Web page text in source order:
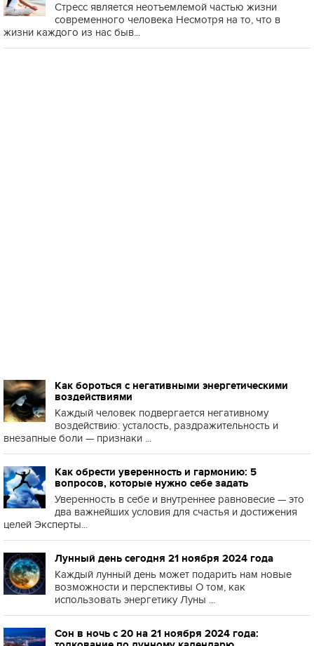
Стресс является неотъемлемой частью жизни
современного человека Несмотря на то, что в
жизни каждого из нас быв...
Как бороться с негативными энергетическими
воздействиями
Каждый человек подвергается негативному
воздействию: усталость, раздражительность и
внезапные боли — признаки ...
Как обрести уверенность и гармонию: 5
вопросов, которые нужно себе задать
Уверенность в себе и внутреннее равновесие — это
два важнейших условия для счастья и достижения
целей Эксперты...
Лунный день сегодня 21 ноября 2024 года
Каждый лунный день может подарить нам новые
возможности и перспективы О том, как
использовать энергетику Луны ...
Сон в ночь с 20 на 21 ноября 2024 года: